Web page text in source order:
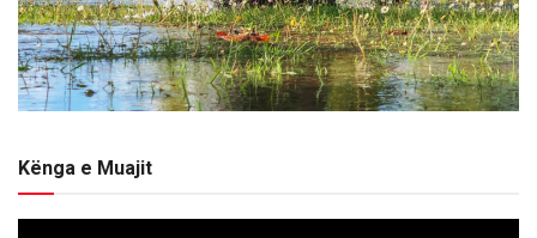
Kënga e Muajit